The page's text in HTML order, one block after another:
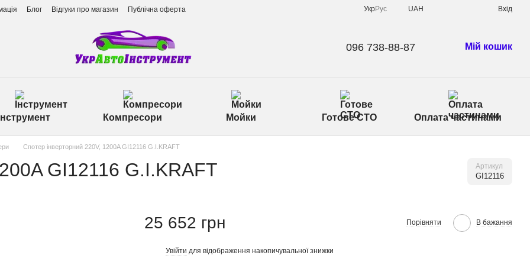
Блог Відгуки про магазин Публічна оферта УкрРус UAH Вхід
096 738-88-87 Мій кошик
Інструмент Компресори Мойки Готове СТО Оплата частинами
Спотер інверторний 220V, 1200A GI12116 G.I.KRAFT
GI12116 G.I.KRAFT Артикул
GI12116
25 652 грн Порівняти В бажання
Увійти для відображення накопичувальної знижки